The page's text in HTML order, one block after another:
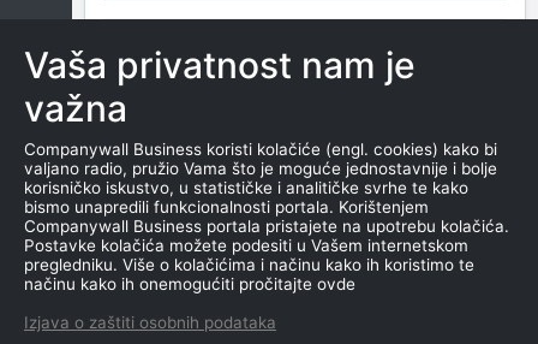
NEMA SUDSKIH OBJAVA
ROČIŠTA
NEMA SUDSKIH OBJAVA
Vaša privatnost nam je
važna
Companywall Business koristi kolačiće (engl. cookies) kako bi
valjano radio, pružio Vama što je moguće jednostavnije i bolje
korisničko iskustvo, u statističke i analitičke svrhe te kako
bismo unapredili funkcionalnosti portala. Korištenjem
Companywall Business portala pristajete na upotrebu kolačića.
Postavke kolačića možete podesiti u Vašem internetskom
pregledniku. Više o kolačićima i načinu kako ih koristimo te
načinu kako ih onemogućiti pročitajte ovde
Izjava o zaštiti osobnih podataka